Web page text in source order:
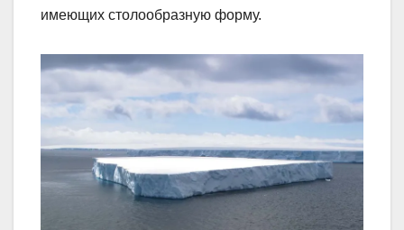
имеющих столообразную форму.